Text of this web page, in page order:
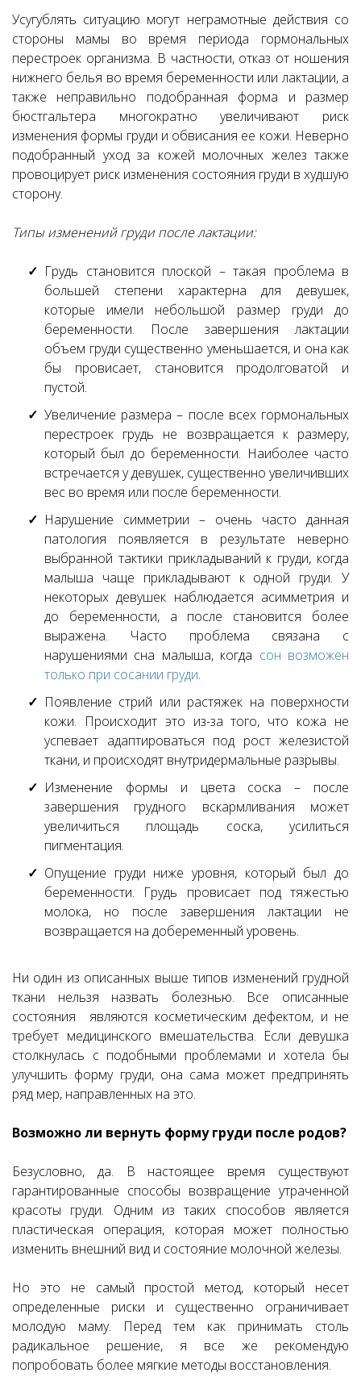
Усугублять ситуацию могут неграмотные действия со
стороны мамы во время периода гормональных
перестроек организма. В частности, отказ от ношения
нижнего белья во время беременности или лактации, а
также неправильно подобранная форма и размер
бюстгальтера многократно увеличивают риск
изменения формы груди и обвисания ее кожи. Неверно
подобранный уход за кожей молочных желез также
провоцирует риск изменения состояния груди в худшую
сторону.
Типы изменений груди после лактации:
Грудь становится плоской – такая проблема в
большей степени характерна для девушек,
которые имели небольшой размер груди до
беременности. После завершения лактации
объем груди существенно уменьшается, и она как
бы провисает, становится продолговатой и
пустой.
Увеличение размера – после всех гормональных
перестроек грудь не возвращается к размеру,
который был до беременности. Наиболее часто
встречается у девушек, существенно увеличивших
вес во время или после беременности.
Нарушение симметрии – очень часто данная
патология появляется в результате неверно
выбранной тактики прикладываний к груди, когда
малыша чаще прикладывают к одной груди. У
некоторых девушек наблюдается асимметрия и
до беременности, а после становится более
выражена. Часто проблема связана с
нарушениями сна малыша, когда сон возможен
только при сосании груди.
Появление стрий или растяжек на поверхности
кожи. Происходит это из-за того, что кожа не
успевает адаптироваться под рост железистой
ткани, и происходят внутридермальные разрывы.
Изменение формы и цвета соска – после
завершения грудного вскармливания может
увеличиться площадь соска, усилиться
пигментация.
Опущение груди ниже уровня, который был до
беременности. Грудь провисает под тяжестью
молока, но после завершения лактации не
возвращается на добеременный уровень.
Ни один из описанных выше типов изменений грудной
ткани нельзя назвать болезнью. Все описанные
состояния являются косметическим дефектом, и не
требует медицинского вмешательства. Если девушка
столкнулась с подобными проблемами и хотела бы
улучшить форму груди, она сама может предпринять
ряд мер, направленных на это.
Возможно ли вернуть форму груди после родов?
Безусловно, да. В настоящее время существуют
гарантированные способы возвращение утраченной
красоты груди. Одним из таких способов является
пластическая операция, которая может полностью
изменить внешний вид и состояние молочной железы.
Но это не самый простой метод, который несет
определенные риски и существенно ограничивает
молодую маму. Перед тем как принимать столь
радикальное решение, я все же рекомендую
попробовать более мягкие методы восстановления.